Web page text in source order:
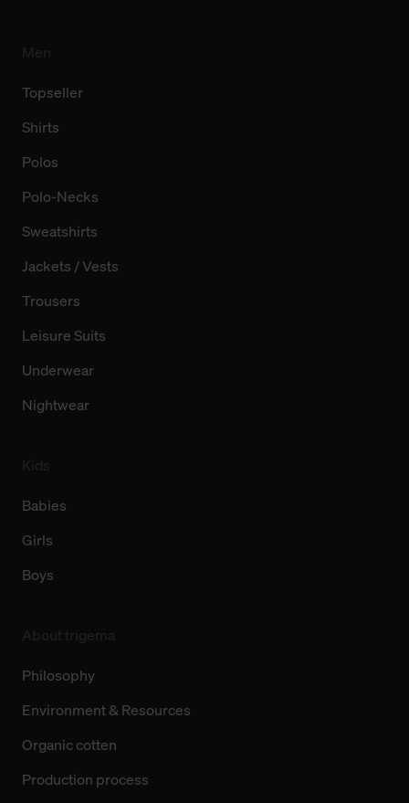
Topseller
Shirts
Polos
Polo-Necks
Sweatshirts
Jackets / Vests
Trousers
Leisure Suits
Underwear
Nightwear
Babies
Girls
Boys
Philosophy
Environment & Resources
Organic cotten
Production process